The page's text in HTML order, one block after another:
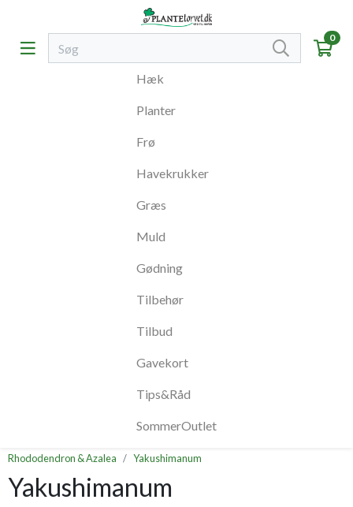
0
Hæk
Planter
Frø
Havekrukker
Græs
Muld
Gødning
Tilbehør
Tilbud
Gavekort
Tips&Råd
SommerOutlet
Rhododendron & Azalea Yakushimanum
Yakushimanum